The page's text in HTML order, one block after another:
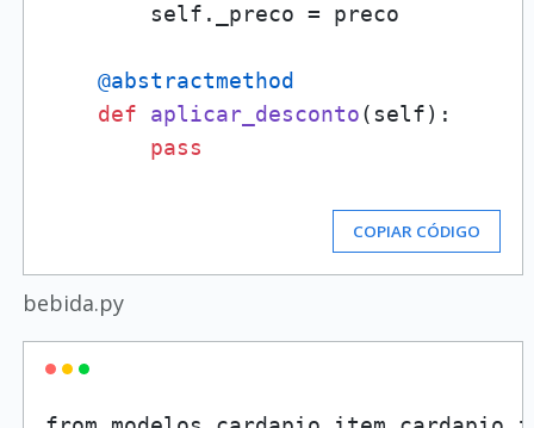
        self._preco = preco
    @abstractmethod
def
aplicar_desconto(self):
pass
COPIAR CÓDIGO
bebida.py